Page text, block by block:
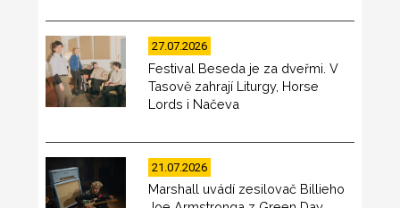
27.07.2026
Festival Beseda je za dveřmi. V
Tasově zahrají Liturgy, Horse
Lords i Načeva
21.07.2026
Marshall uvádí zesilovač Billieho